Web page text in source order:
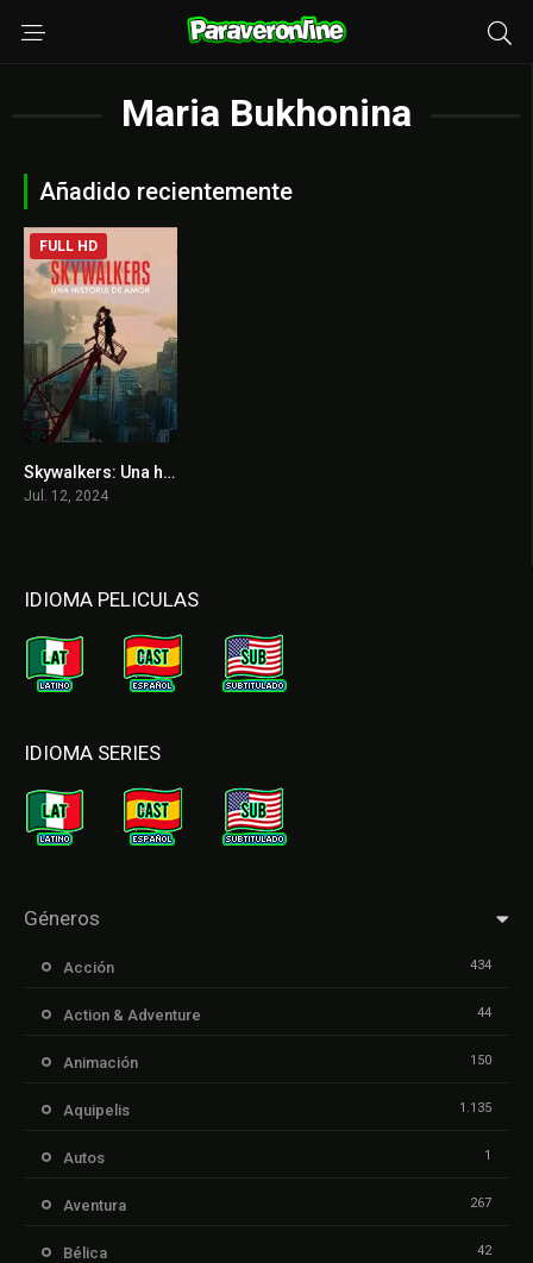
Maria Bukhonina
Añadido recientemente
7.2
FULL HD
Skywalkers: Una historia de amor
Jul. 12, 2024
IDIOMA PELICULAS
IDIOMA SERIES
Géneros
Acción 434
Action & Adventure 44
Animación 150
Aquipelis 1.135
Autos 1
Aventura 267
Bélica 42